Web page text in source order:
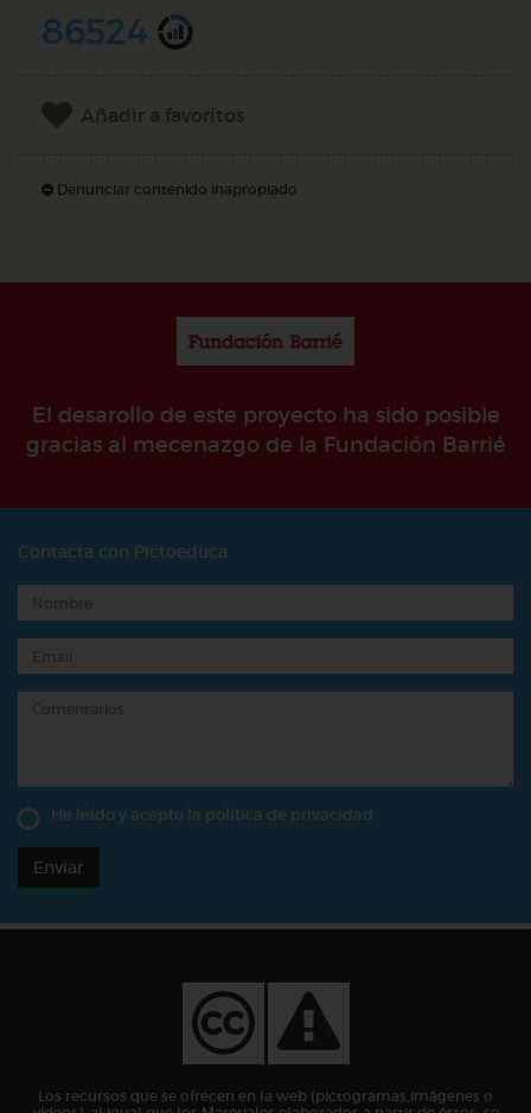
86524
Añadir a favoritos
Denunciar contenido inapropiado
El desarollo de este proyecto ha sido posible
gracias al mecenazgo de la Fundación Barrié
Contacta con Pictoeduca
He leído y acepto la política de privacidad
Enviar
Los recursos que se ofrecen en la web (pictogramas,imágenes o